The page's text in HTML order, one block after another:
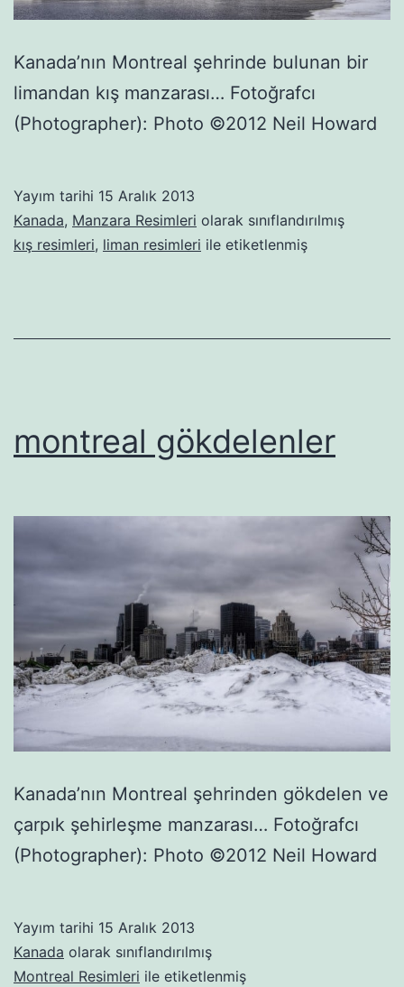
Kanada’nın Montreal şehrinde bulunan bir
limandan kış manzarası… Fotoğrafcı
(Photographer): Photo ©2012 Neil Howard
Yayım tarihi 15 Aralık 2013
Kanada, Manzara Resimleri olarak sınıflandırılmış
kış resimleri, liman resimleri ile etiketlenmiş
montreal gökdelenler
Kanada’nın Montreal şehrinden gökdelen ve
çarpık şehirleşme manzarası… Fotoğrafcı
(Photographer): Photo ©2012 Neil Howard
Yayım tarihi 15 Aralık 2013
Kanada olarak sınıflandırılmış
Montreal Resimleri ile etiketlenmiş